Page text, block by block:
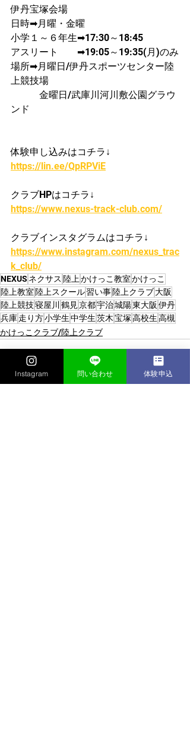
伊丹宝塚会場
日時➡月曜・金曜
​小学１～６年生➡17:30～18:45
アスリート　　➡19:05～19:35(月)のみ
場所➡月曜日/伊丹スポーツセンター陸
上競技場
金曜日/武庫川河川敷公園グラウ
ンド
体験申し込みはコチラ↓
https://lin.ee/QpRPViE
クラブHPはコチラ↓
https://www.nexus-track-club.com/
クラブインスタグラムはコチラ↓
https://www.instagram.com/nexus_trac
k_club/
NEXUS ネクサス 陸上かけっこ教室かけっこ
陸上教室 陸上スクール習い事陸上クラブ大阪
陸上競技寝屋川 鶴見京都宇治城陽東大阪 伊丹
兵庫走り方小学生中学生茨木宝塚高校生高槻
かけっこクラブ/陸上クラブ
Instagram 問い合わせ 体験申込